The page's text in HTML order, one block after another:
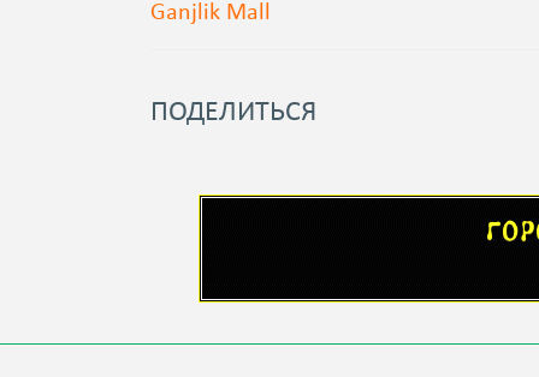
Ganjlik Mall
ПОДЕЛИТЬСЯ